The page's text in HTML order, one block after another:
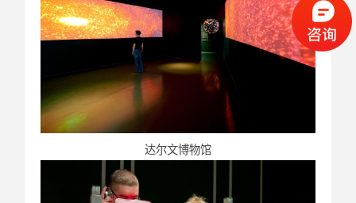
达尔文博物馆